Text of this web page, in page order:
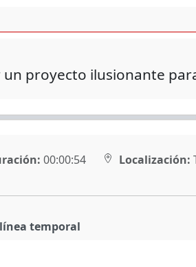
proyecto ilusionante
00:00:54 Localización:
temporal